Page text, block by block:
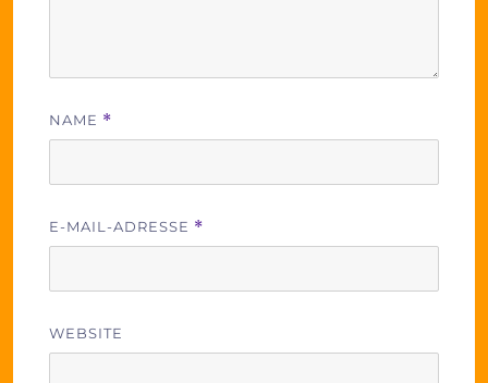
NAME *
E-MAIL-ADRESSE *
WEBSITE